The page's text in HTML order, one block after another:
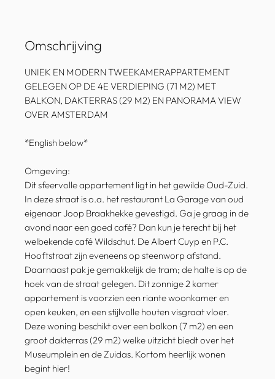
Omschrijving
UNIEK EN MODERN TWEEKAMERAPPARTEMENT
GELEGEN OP DE 4E VERDIEPING (71 M2) MET
BALKON, DAKTERRAS (29 M2) EN PANORAMA VIEW
OVER AMSTERDAM
*English below*
Omgeving:
Dit sfeervolle appartement ligt in het gewilde Oud-Zuid.
In deze straat is o.a. het restaurant La Garage van oud
eigenaar Joop Braakhekke gevestigd. Ga je graag in de
avond naar een goed café? Dan kun je terecht bij het
welbekende café Wildschut. De Albert Cuyp en P.C.
Hooftstraat zijn eveneens op steenworp afstand.
Daarnaast pak je gemakkelijk de tram; de halte is op de
hoek van de straat gelegen. Dit zonnige 2 kamer
appartement is voorzien een riante woonkamer en
open keuken, en een stijlvolle houten visgraat vloer.
Deze woning beschikt over een balkon (7 m2) en een
groot dakterras (29 m2) welke uitzicht biedt over het
Museumplein en de Zuidas. Kortom heerlijk wonen
begint hier!